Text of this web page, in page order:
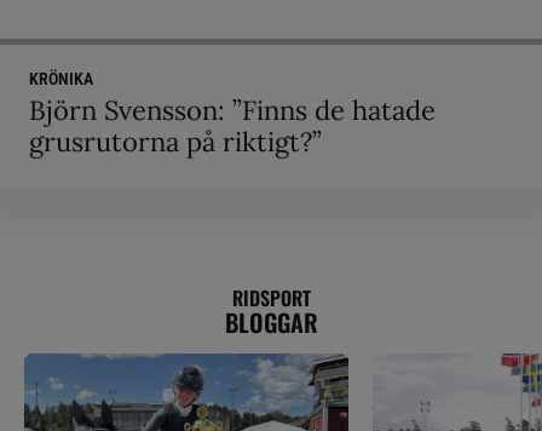
KRÖNIKA
Björn Svensson: ”Finns de hatade
grusrutorna på riktigt?”
RIDSPORT
BLOGGAR